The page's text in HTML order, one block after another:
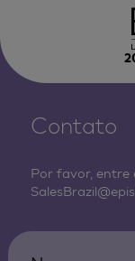
Contato
Por favor, entre